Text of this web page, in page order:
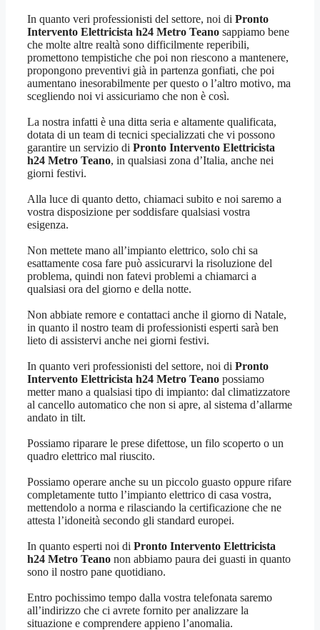
In quanto veri professionisti del settore, noi di Pronto
Intervento Elettricista h24 Metro Teano sappiamo bene
che molte altre realtà sono difficilmente reperibili,
promettono tempistiche che poi non riescono a mantenere,
propongono preventivi già in partenza gonfiati, che poi
aumentano inesorabilmente per questo o l’altro motivo, ma
scegliendo noi vi assicuriamo che non è così.
La nostra infatti è una ditta seria e altamente qualificata,
dotata di un team di tecnici specializzati che vi possono
garantire un servizio di Pronto Intervento Elettricista
h24 Metro Teano, in qualsiasi zona d’Italia, anche nei
giorni festivi.
Alla luce di quanto detto, chiamaci subito e noi saremo a
vostra disposizione per soddisfare qualsiasi vostra
esigenza.
Non mettete mano all’impianto elettrico, solo chi sa
esattamente cosa fare può assicurarvi la risoluzione del
problema, quindi non fatevi problemi a chiamarci a
qualsiasi ora del giorno e della notte.
Non abbiate remore e contattaci anche il giorno di Natale,
in quanto il nostro team di professionisti esperti sarà ben
lieto di assistervi anche nei giorni festivi.
In quanto veri professionisti del settore, noi di Pronto
Intervento Elettricista h24 Metro Teano possiamo
metter mano a qualsiasi tipo di impianto: dal climatizzatore
al cancello automatico che non si apre, al sistema d’allarme
andato in tilt.
Possiamo riparare le prese difettose, un filo scoperto o un
quadro elettrico mal riuscito.
Possiamo operare anche su un piccolo guasto oppure rifare
completamente tutto l’impianto elettrico di casa vostra,
mettendolo a norma e rilasciando la certificazione che ne
attesta l’idoneità secondo gli standard europei.
In quanto esperti noi di Pronto Intervento Elettricista
h24 Metro Teano non abbiamo paura dei guasti in quanto
sono il nostro pane quotidiano.
Entro pochissimo tempo dalla vostra telefonata saremo
all’indirizzo che ci avrete fornito per analizzare la
situazione e comprendere appieno l’anomalia.